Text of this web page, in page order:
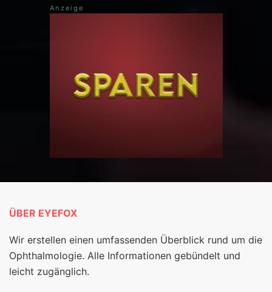
ÜBER EYEFOX
Wir erstellen einen umfassenden Überblick rund um die
Ophthalmologie. Alle Informationen gebündelt und
leicht zugänglich.